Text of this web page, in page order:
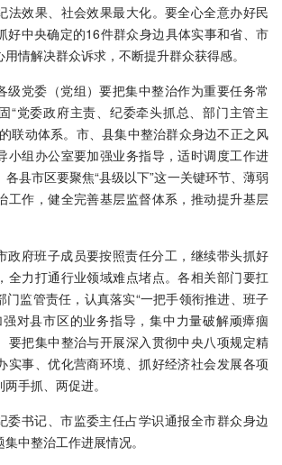
法效果、社会效果最大化。要全心全意办好民
好中央确定的16件群众身边具体实事和省、市
情解决群众诉求，不断提升群众获得感。
级党委（党组）要把集中整治作为重要任务常
“党委政府主责、纪委牵头抓总、部门主管主
联动体系。市、县集中整治群众身边不正之风
小组办公室要加强业务指导，适时调度工作进
县市区要聚焦“县级以下”这一关键环节、薄弱
工作，健全完善基层监督体系，推动提升基层
政府班子成员要按照责任分工，继续带头抓好
全力打通行业领域难点堵点。各相关部门要扛
门监管责任，认真落实“一把手领衔推进、班子
对县市区的业务指导，集中力量破解顽瘴痼
要把集中整治与开展深入贯彻中央八项规定精
实事、优化营商环境、抓好经济社会发展各项
手抓、两促进。
委书记、市监委主任占学识通报全市群众身边
中整治工作进展情况。